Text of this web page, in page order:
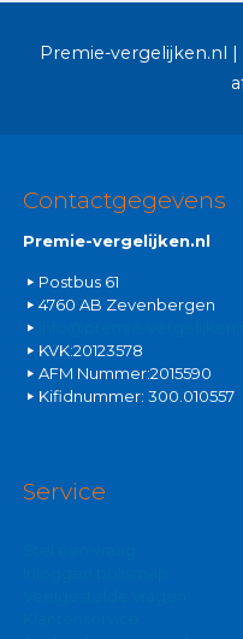
Premie-vergelijken.nl
Contactgegevens
Premie-vergelijken.nl
Postbus 61
4760 AB Zevenbergen
KVK:20123578
AFM Nummer:2015590
Kifidnummer: 300.010557
Service